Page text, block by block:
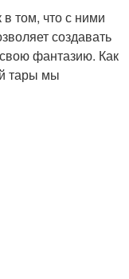
том, что с ними
создавать
фантазию. Как
тары мы